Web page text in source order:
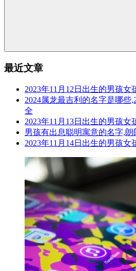
最近文章
2023年11月12日出生的男孩
2024属龙最吉利的名字是哪些
全
2023年11月13日出生的男孩
男孩有出息聪明寓意的名字,
2023年11月14日出生的男孩